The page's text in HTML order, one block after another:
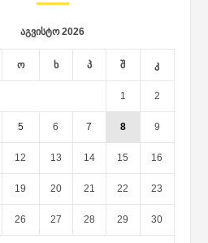
აგვისტო 2026
ო ხ პ შ კ
1 2
5 6 7 8 9
12 13 14 15 16
19 20 21 22 23
26 27 28 29 30